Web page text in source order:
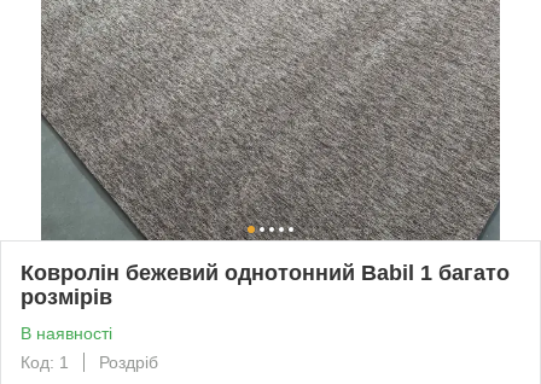
Ковролін бежевий однотонний Babil 1 багато
розмірів
В наявності
Код: 1
Роздріб